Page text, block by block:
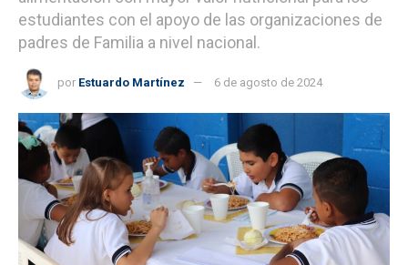
estudiantes con el apoyo de las organizaciones de
padres de Familia a nivel nacional.
por Estuardo Martínez 6 de agosto de 2024